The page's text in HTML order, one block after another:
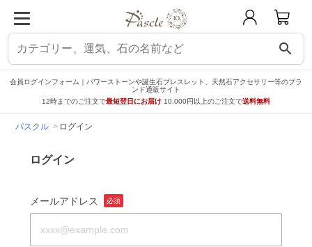
search
会員ログインフォーム｜パワーストーンや誕生石ブレスレット、天然石アクセサリー等のブラ
ンド通販サイト
12時までのご注文で最短翌日にお届け 10,000円以上のご注文で送料無料
パスクル ログイン
ログイン
メールアドレス 必須